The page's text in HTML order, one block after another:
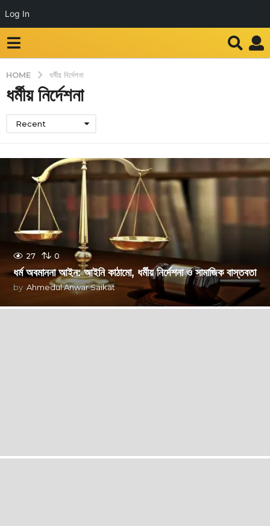
Log In
HOME ধর্মীয় নির্দেশনা
ধর্মীয় নির্দেশনা
Recent
27 0
ধর্ম অবমাননা আইন: আইনি কাঠামো, ধর্মীয় নির্দেশনা ও সামাজিক বাস্তবতা
by Ahmedul Anwar Saikat